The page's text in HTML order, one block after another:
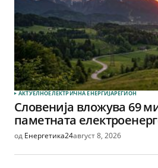
АКТУЕЛНОЕЛЕКТРИЧНА ЕНЕРГИЈАРЕГИОН
Словенија вложува 69
паметната
од Енергетика24август 8, 2026